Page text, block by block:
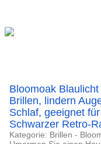
Bloomoak
Brillen, lindern
Schlaf, geeignet
Schwarzer Retro-
Kategorie: Brillen -